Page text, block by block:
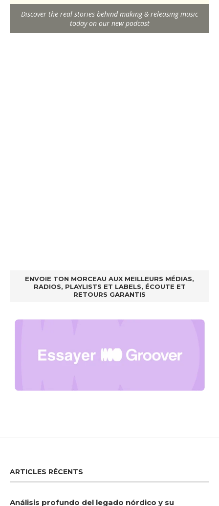
Discover the real stories behind making & releasing music
today on our new podcast
ENVOIE TON MORCEAU AUX MEILLEURS MÉDIAS,
RADIOS, PLAYLISTS ET LABELS, ÉCOUTE ET
RETOURS GARANTIS
ARTICLES RÉCENTS
Análisis profundo del legado nórdico y su